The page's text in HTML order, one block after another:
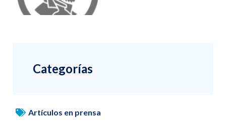
Categorías
Artículos en prensa